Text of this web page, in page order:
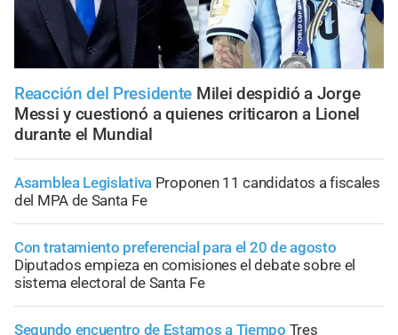
Reacción del Presidente Milei despidió a Jorge
Messi y cuestionó a quienes criticaron a Lionel
durante el Mundial
Asamblea Legislativa Proponen 11 candidatos a fiscales
del MPA de Santa Fe
Con tratamiento preferencial para el 20 de agosto
Diputados empieza en comisiones el debate sobre el
sistema electoral de Santa Fe
Segundo encuentro de Estamos a Tiempo Tres